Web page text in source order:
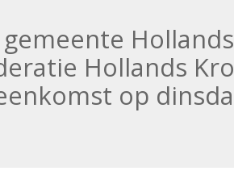
gemeente
Hollands
op